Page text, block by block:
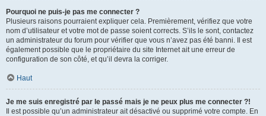
Pourquoi ne puis-je pas me connecter ?
Plusieurs raisons pourraient expliquer cela. Premièrement, vérifiez que votre
nom d’utilisateur et votre mot de passe soient corrects. S’ils le sont, contactez
un administrateur du forum pour vérifier que vous n’avez pas été banni. Il est
également possible que le propriétaire du site Internet ait une erreur de
configuration de son côté, et qu’il devra la corriger.
Haut
Je me suis enregistré par le passé mais je ne peux plus me connecter ?!
Il est possible qu’un administrateur ait désactivé ou supprimé votre compte. En